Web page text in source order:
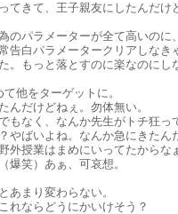
てきて、王子親友にしたんだけ
のパラメーターが全て高いのに
告白パラメータークリアしなき
。もっと落とすのに楽なのにし
他をターゲットに。
んだけどねぇ。勿体無い。
もなく、なんか先生がトチ狂っ
やばいよね。なんか急にきたん
授業はまめにいってたからな
爆笑）あぁ、可哀想。
あまり変わらない。
れならどうにかいけそう？